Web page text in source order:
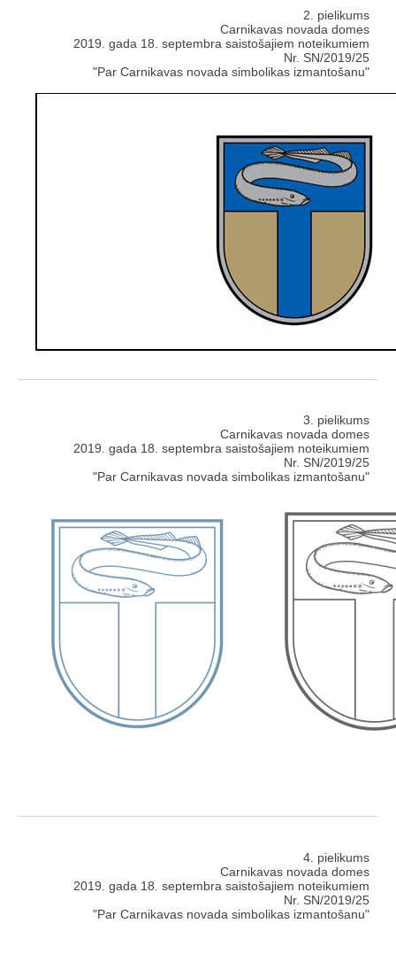
2. pielikums
Carnikavas novada domes
2019. gada 18. septembra saistošajiem noteikumiem
Nr. SN/2019/25
"Par Carnikavas novada simbolikas izmantošanu"
3. pielikums
Carnikavas novada domes
2019. gada 18. septembra saistošajiem noteikumiem
Nr. SN/2019/25
"Par Carnikavas novada simbolikas izmantošanu"
4. pielikums
Carnikavas novada domes
2019. gada 18. septembra saistošajiem noteikumiem
Nr. SN/2019/25
"Par Carnikavas novada simbolikas izmantošanu"